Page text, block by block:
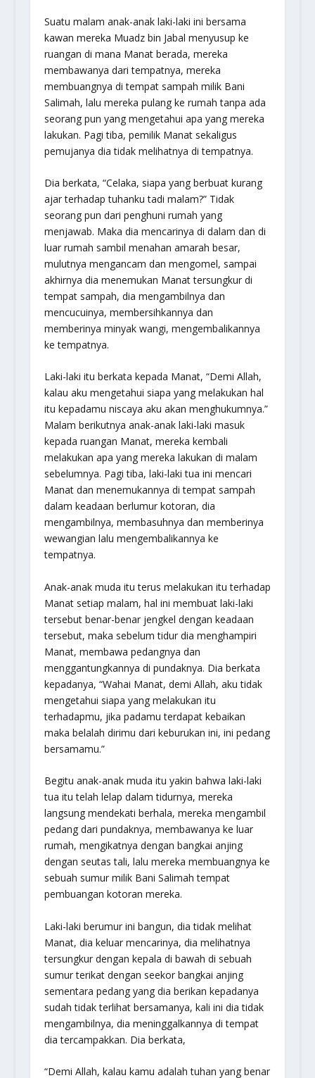
Suatu malam anak-anak laki-laki ini bersama
kawan mereka Muadz bin Jabal menyusup ke
ruangan di mana Manat berada, mereka
membawanya dari tempatnya, mereka
membuangnya di tempat sampah milik Bani
Salimah, lalu mereka pulang ke rumah tanpa ada
seorang pun yang mengetahui apa yang mereka
lakukan. Pagi tiba, pemilik Manat sekaligus
pemujanya dia tidak melihatnya di tempatnya.
Dia berkata, “Celaka, siapa yang berbuat kurang
ajar terhadap tuhanku tadi malam?” Tidak
seorang pun dari penghuni rumah yang
menjawab. Maka dia mencarinya di dalam dan di
luar rumah sambil menahan amarah besar,
mulutnya mengancam dan mengomel, sampai
akhirnya dia menemukan Manat tersungkur di
tempat sampah, dia mengambilnya dan
mencucuinya, membersihkannya dan
memberinya minyak wangi, mengembalikannya
ke tempatnya.
Laki-laki itu berkata kepada Manat, “Demi Allah,
kalau aku mengetahui siapa yang melakukan hal
itu kepadamu niscaya aku akan menghukumnya.”
Malam berikutnya anak-anak laki-laki masuk
kepada ruangan Manat, mereka kembali
melakukan apa yang mereka lakukan di malam
sebelumnya. Pagi tiba, laki-laki tua ini mencari
Manat dan menemukannya di tempat sampah
dalam keadaan berlumur kotoran, dia
mengambilnya, membasuhnya dan memberinya
wewangian lalu mengembalikannya ke
tempatnya.
Anak-anak muda itu terus melakukan itu terhadap
Manat setiap malam, hal ini membuat laki-laki
tersebut benar-benar jengkel dengan keadaan
tersebut, maka sebelum tidur dia menghampiri
Manat, membawa pedangnya dan
menggantungkannya di pundaknya. Dia berkata
kepadanya, “Wahai Manat, demi Allah, aku tidak
mengetahui siapa yang melakukan itu
terhadapmu, jika padamu terdapat kebaikan
maka belalah dirimu dari keburukan ini, ini pedang
bersamamu.”
Begitu anak-anak muda itu yakin bahwa laki-laki
tua itu telah lelap dalam tidurnya, mereka
langsung mendekati berhala, mereka mengambil
pedang dari pundaknya, membawanya ke luar
rumah, mengikatnya dengan bangkai anjing
dengan seutas tali, lalu mereka membuangnya ke
sebuah sumur milik Bani Salimah tempat
pembuangan kotoran mereka.
Laki-laki berumur ini bangun, dia tidak melihat
Manat, dia keluar mencarinya, dia melihatnya
tersungkur dengan kepala di bawah di sebuah
sumur terikat dengan seekor bangkai anjing
sementara pedang yang dia berikan kepadanya
sudah tidak terlihat bersamanya, kali ini dia tidak
mengambilnya, dia meninggalkannya di tempat
dia tercampakkan. Dia berkata,
“Demi Allah, kalau kamu adalah tuhan yang benar